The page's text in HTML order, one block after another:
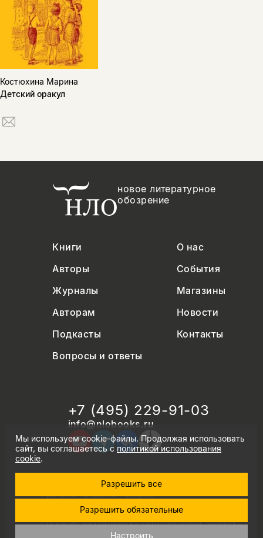
Костюхина Марина
Детский оракул
новое литературное
обозрение
Книги
О нас
Авторы
События
Журналы
Магазины
Авторам
Новости
Подкасты
Контакты
Вопросы и ответы
+7 (495) 229-91-03
info@nlobooks.ru
© Новое литературное обозрение. 2026
правила продажи товаров
политика использования cookie
согласие на обработку персональных данных
дизайн Дмитрия Черногаева
Мы используем cookie-файлы. Продолжая использовать
сайт, вы соглашаетесь сполитикой использования
cookie.
Разрешить все
Разрешить обязательные
Настроить